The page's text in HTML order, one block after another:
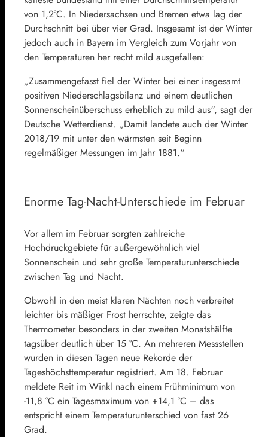
von 1,2°C. In Niedersachsen und Bremen etwa lag der
Durchschnitt bei über vier Grad. Insgesamt ist der Winter
jedoch auch in Bayern im Vergleich zum Vorjahr von
den Temperaturen her recht mild ausgefallen:
„Zusammengefasst fiel der Winter bei einer insgesamt
positiven Niederschlagsbilanz und einem deutlichen
Sonnenscheinüberschuss erheblich zu mild aus“, sagt der
Deutsche Wetterdienst. „Damit landete auch der Winter
2018/19 mit unter den wärmsten seit Beginn
regelmäßiger Messungen im Jahr 1881.“
Enorme Tag-Nacht-Unterschiede im Februar
Vor allem im Februar sorgten zahlreiche
Hochdruckgebiete für außergewöhnlich viel
Sonnenschein und sehr große Temperaturunterschiede
zwischen Tag und Nacht.
Obwohl in den meist klaren Nächten noch verbreitet
leichter bis mäßiger Frost herrschte, zeigte das
Thermometer besonders in der zweiten Monatshälfte
tagsüber deutlich über 15 °C. An mehreren Messstellen
wurden in diesen Tagen neue Rekorde der
Tageshöchsttemperatur registriert. Am 18. Februar
meldete Reit im Winkl nach einem Frühminimum von
-11,8 °C ein Tagesmaximum von +14,1 °C – das
entspricht einem Temperaturunterschied von fast 26
Grad.